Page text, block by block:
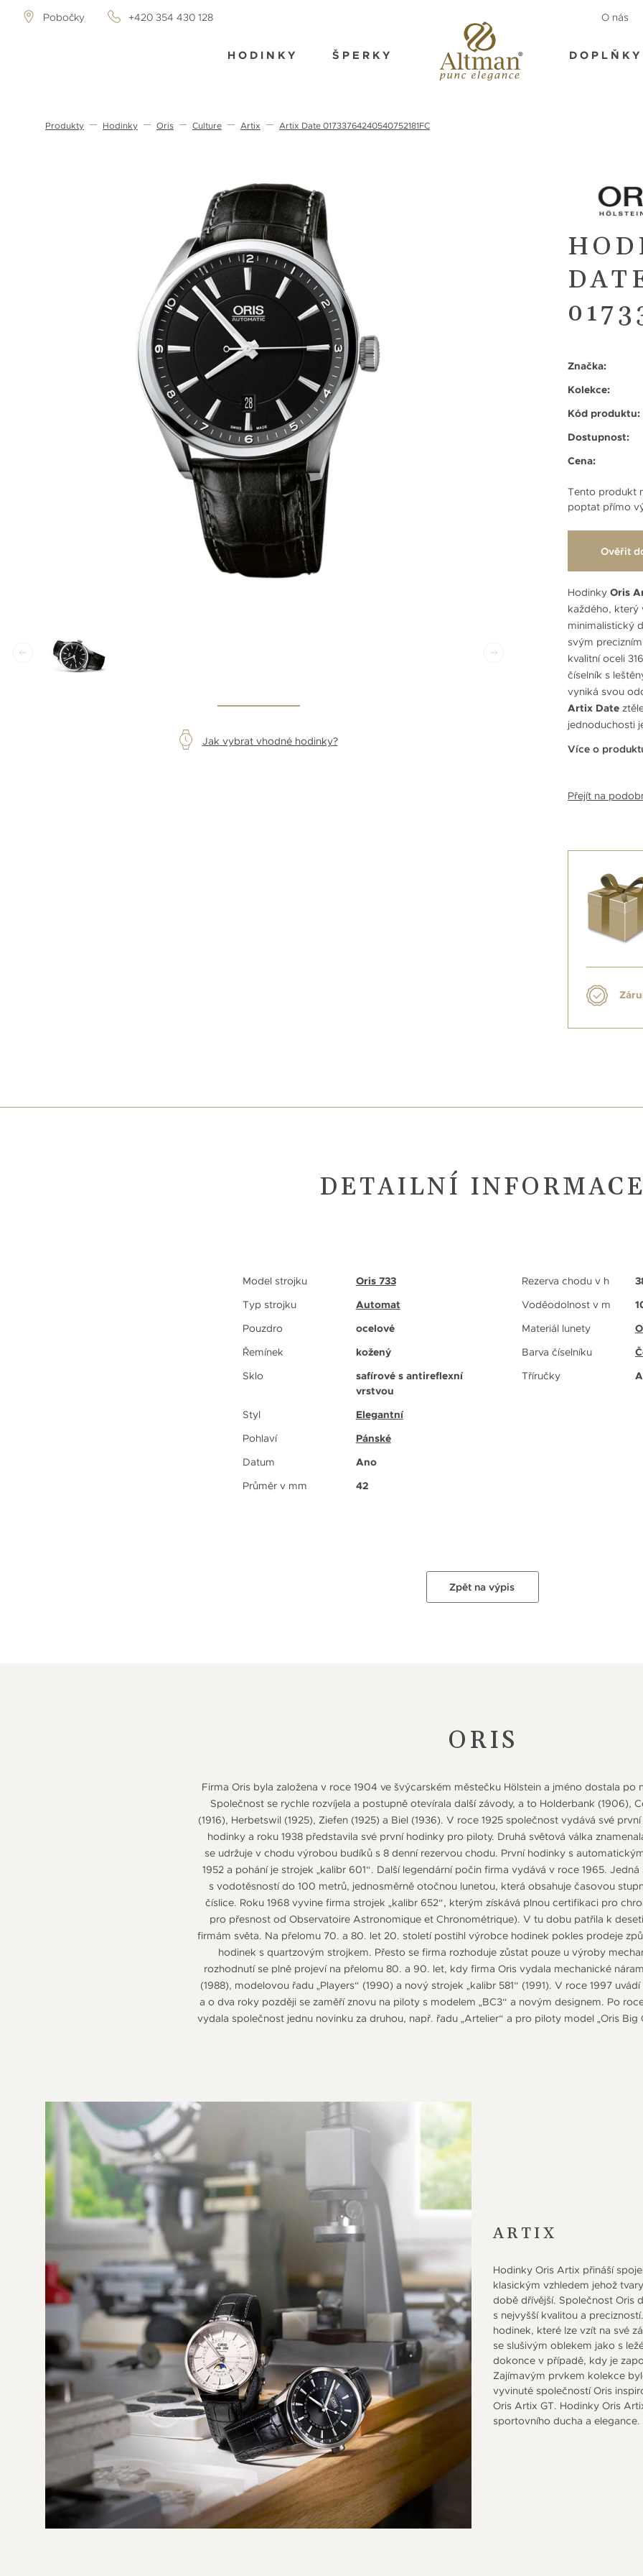
Pobočky +420 354 430 128 O nás
HODINKY ŠPERKY DOPLŇKY
Produkty Hodinky Oris Culture Artix Artix Date 01733764240540752181FC
Jak vybrat vhodné hodinky?
Značka:
Kolekce:
Kód produktu:
Dostupnost:
Cena:
Tento produkt
poptat přímo
Ověřit
Hodinky Oris
každého, který
minimalistický
svým
kvalitní oceli
číselník s
vyniká svou
Artix Date
jednoduchosti
Více o
Přejít na
DETAILNÍ INFORMACE
Model strojku
Oris 733
Typ strojku
Automat
Pouzdro
ocelové
Řemínek
kožený
Sklo
safírové s antireflexní
vrstvou
Styl
Elegantní
Pohlaví
Pánské
Datum
Ano
Průměr v mm
42
Rezerva chodu v h
Voděodolnost v m
Materiál lunety
Barva číselníku
Tříručky
Zpět na výpis
ORIS
Firma Oris byla založena v roce 1904 ve švýcarském městečku Hölstein a jméno dostala po
Společnost se rychle rozvíjela a postupně otevírala další závody, a to Holderbank (1906),
(1916), Herbetswil (1925), Ziefen (1925) a Biel (1936). V roce 1925 společnost vydává své
hodinky a roku 1938 představila své první hodinky pro piloty. Druhá světová válka
se udržuje v chodu výrobou budíků s 8 denní rezervou chodu. První hodinky s
1952 a pohání je strojek „kalibr 601“. Další legendární počin firma vydává v roce 1965.
s vodotěsností do 100 metrů, jednosměrně otočnou lunetou, která obsahuje časovou
číslice. Roku 1968 vyvine firma strojek „kalibr 652“, kterým získává plnou certifikaci pro
pro přesnost od Observatoire Astronomique et Chronométrique). V tu dobu patřila k
firmám světa. Na přelomu 70. a 80. let 20. století postihl výrobce hodinek pokles prodeje
hodinek s quartzovým strojkem. Přesto se firma rozhoduje zůstat pouze u výroby
rozhodnutí se plně projeví na přelomu 80. a 90. let, kdy firma Oris vydala mechanické
(1988), modelovou řadu „Players“ (1990) a nový strojek „kalibr 581“ (1991). V roce 1997
a o dva roky později se zaměří znovu na piloty s modelem „BC3“ a novým designem. Po
vydala společnost jednu novinku za druhou, např. řadu „Artelier“ a pro piloty model „Oris
ARTIX
Hodinky Oris Artix přináší
klasickým vzhledem jehož
době dřívější. Společnost Oris
s nejvyšší kvalitou a
hodinek, které lze vzít na své
se slušivým oblekem jako s
dokonce v případě, kdy je
Zajímavým prvkem kolekce
vyvinuté společností Oris
Oris Artix GT. Hodinky Oris
sportovního ducha a elegance.